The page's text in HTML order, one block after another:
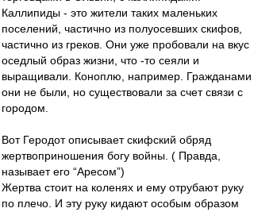
Каллипиды - это жители таких маленьких
поселений, частично из полуосевших скифов,
частично из греков. Они уже пробовали на вкус
оседлый образ жизни, что -то сеяли и
выращивали. Коноплю, например. Гражданами
они не были, но существовали за счет связи с
городом.
Вот Геродот описывает скифский обряд
жертвоприношения богу войны. ( Правда,
называет его “Аресом”)
Жертва стоит на коленях и ему отрубают руку
по плечо. И эту руку кидают особым образом